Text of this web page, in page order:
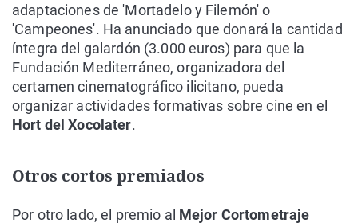
adaptaciones de 'Mortadelo y Filemón' o
'Campeones'. Ha anunciado que donará la cantidad
íntegra del galardón (3.000 euros) para que la
Fundación Mediterráneo, organizadora del
certamen cinematográfico ilicitano, pueda
organizar actividades formativas sobre cine en el
Hort del Xocolater.
Otros cortos premiados
Por otro lado, el premio al Mejor Cortometraje